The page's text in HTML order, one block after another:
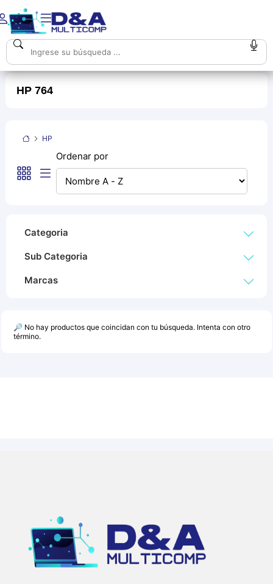
HP 764
HP
Ordenar por
Categoria
Sub Categoria
Marcas
🔎 No hay productos que coincidan con tu búsqueda. Intenta con otro
término.